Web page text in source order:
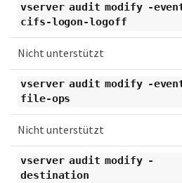
vserver audit modify -
cifs-logon-logoff
Nicht unterstützt
vserver audit modify -
file-ops
Nicht unterstützt
vserver audit modify -
destination